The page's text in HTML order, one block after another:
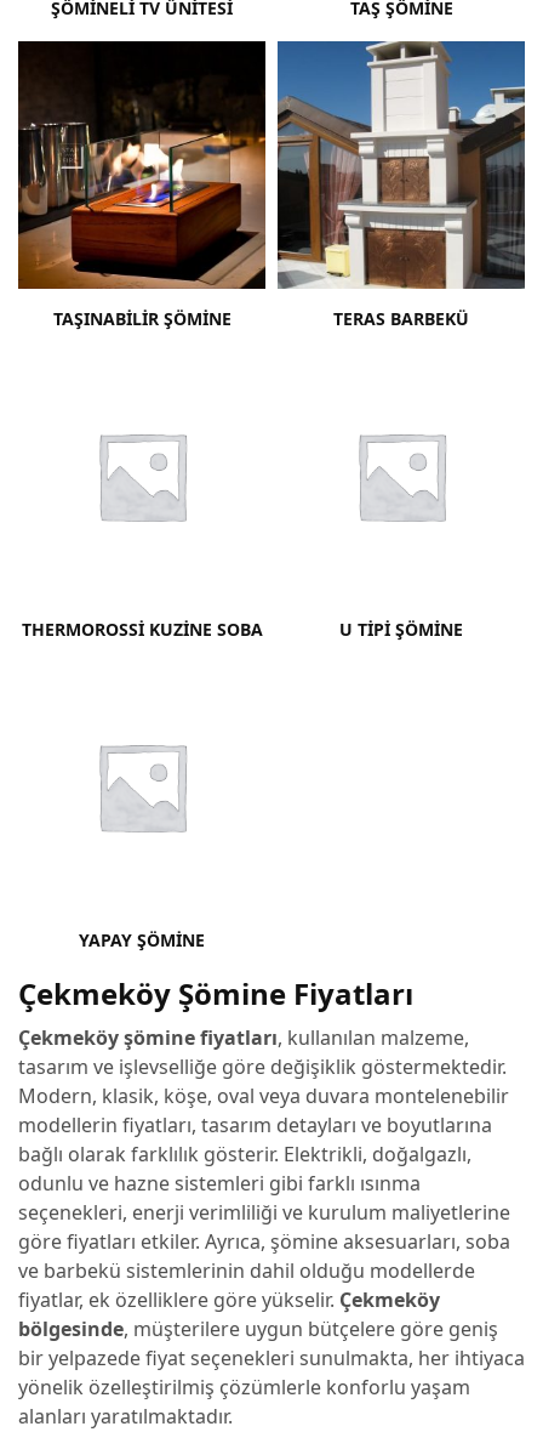
ŞÖMINELI TV ÜNITESI TAŞ ŞÖMINE
TAŞINABILIR ŞÖMINE TERAS BARBEKÜ
THERMOROSSI KUZINE SOBA U TIPI ŞÖMINE
YAPAY ŞÖMINE
Çekmeköy Şömine Fiyatları
Çekmeköy şömine fiyatları, kullanılan malzeme,
tasarım ve işlevselliğe göre değişiklik göstermektedir.
Modern, klasik, köşe, oval veya duvara montelenebilir
modellerin fiyatları, tasarım detayları ve boyutlarına
bağlı olarak farklılık gösterir. Elektrikli, doğalgazlı,
odunlu ve hazne sistemleri gibi farklı ısınma
seçenekleri, enerji verimliliği ve kurulum maliyetlerine
göre fiyatları etkiler. Ayrıca, şömine aksesuarları, soba
ve barbekü sistemlerinin dahil olduğu modellerde
fiyatlar, ek özelliklere göre yükselir. Çekmeköy
bölgesinde, müşterilere uygun bütçelere göre geniş
bir yelpazede fiyat seçenekleri sunulmakta, her ihtiyaca
yönelik özelleştirilmiş çözümlerle konforlu yaşam
alanları yaratılmaktadır.